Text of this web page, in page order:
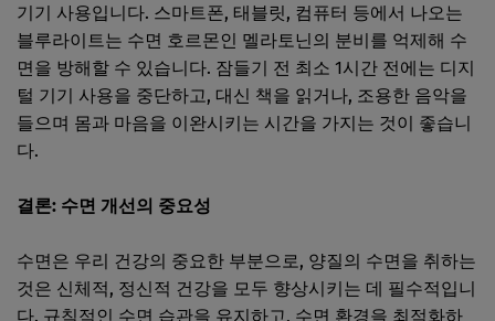
기기 사용입니다. 스마트폰, 태블릿, 컴퓨터 등에서 나오는
블루라이트는 수면 호르몬인 멜라토닌의 분비를 억제해 수
면을 방해할 수 있습니다. 잠들기 전 최소 1시간 전에는 디지
털 기기 사용을 중단하고, 대신 책을 읽거나, 조용한 음악을
들으며 몸과 마음을 이완시키는 시간을 가지는 것이 좋습니
다.
결론: 수면 개선의 중요성
수면은 우리 건강의 중요한 부분으로, 양질의 수면을 취하는
것은 신체적, 정신적 건강을 모두 향상시키는 데 필수적입니
다. 규칙적인 수면 습관을 유지하고, 수면 환경을 최적화하